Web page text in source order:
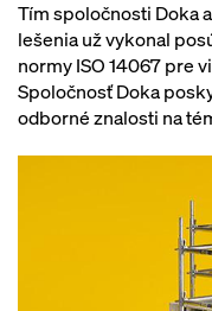
Tím spoločnosti Doka
lešenia už vykonal
normy ISO 14067 pre
Spoločnosť Doka
odborné znalosti na